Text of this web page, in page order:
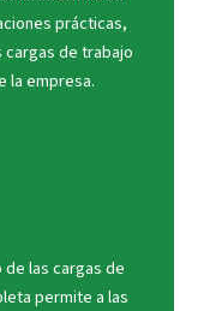
prácticas,
cargas de trabajo
la empresa.
las cargas de
permite a las